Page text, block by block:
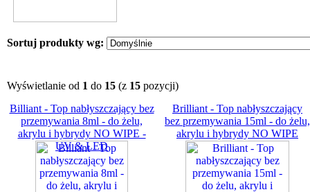
Sortuj produkty wg:
Wyświetlanie od 1 do 15 (z 15 pozycji)
Billiant - Top nabłyszczający bez
przemywania 8ml - do żelu,
akrylu i hybrydy NO WIPE -
UV & LED
Brilliant - Top nabłyszczający
bez przemywania 15ml - do żelu,
akrylu i hybrydy NO WIPE